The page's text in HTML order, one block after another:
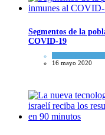
Segmentos de la
COVID-19
16 mayo 2020